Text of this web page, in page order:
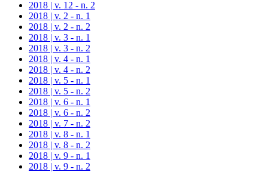
2018 | v. 12 - n. 2
2018 | v. 2 - n. 1
2018 | v. 2 - n. 2
2018 | v. 3 - n. 1
2018 | v. 3 - n. 2
2018 | v. 4 - n. 1
2018 | v. 4 - n. 2
2018 | v. 5 - n. 1
2018 | v. 5 - n. 2
2018 | v. 6 - n. 1
2018 | v. 6 - n. 2
2018 | v. 7 - n. 2
2018 | v. 8 - n. 1
2018 | v. 8 - n. 2
2018 | v. 9 - n. 1
2018 | v. 9 - n. 2